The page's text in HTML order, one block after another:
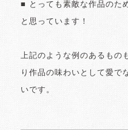
■ とっても素敵な作品のた
と思っています！
上記のような例のあるもの
り作品の味わいとして愛で
いです。